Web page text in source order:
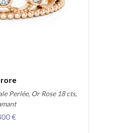
Perlée, Or Rose 18 cts,
€